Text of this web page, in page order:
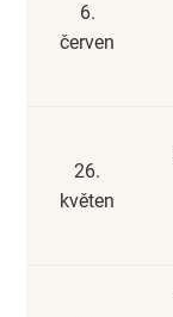
6.
červen
26.
květen